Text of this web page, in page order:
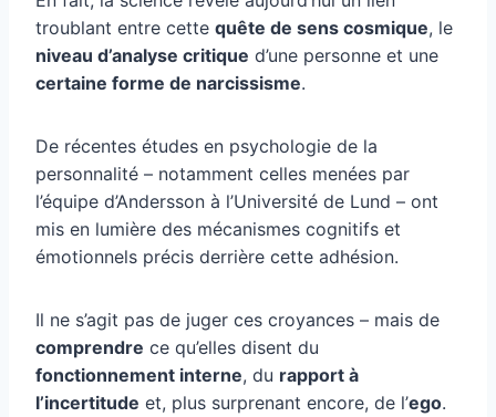
troublant entre cette quête de sens cosmique, le
niveau d’analyse critique d’une personne et une
certaine forme de narcissisme.
De récentes études en psychologie de la
personnalité – notamment celles menées par
l’équipe d’Andersson à l’Université de Lund – ont
mis en lumière des mécanismes cognitifs et
émotionnels précis derrière cette adhésion.
Il ne s’agit pas de juger ces croyances – mais de
comprendre ce qu’elles disent du
fonctionnement interne, du rapport à
l’incertitude et, plus surprenant encore, de l’ego.